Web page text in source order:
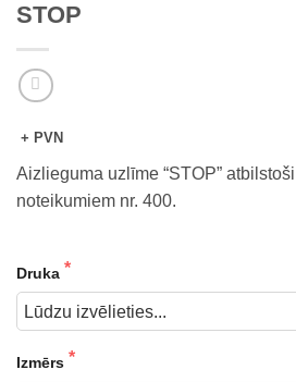
STOP
+ PVN
Aizlieguma uzlīme “STOP”
noteikumiem nr. 400.
Druka
Izmērs